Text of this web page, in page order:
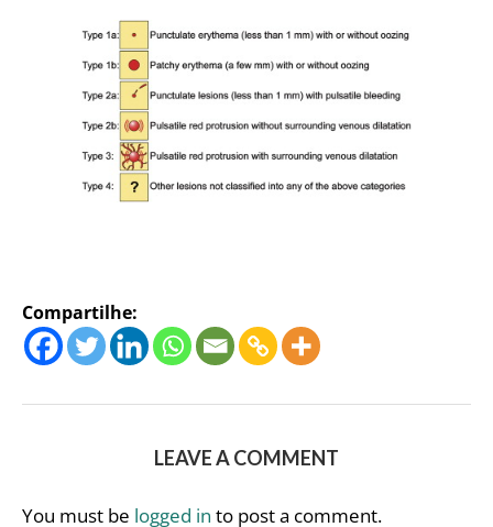
Compartilhe:
LEAVE A COMMENT
You must be logged in to post a comment.